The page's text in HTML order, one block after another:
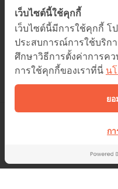
ติด
02
ออฟฟิศเมท
ซูเปอร์สปอร์ต
โก โฮลเซลล์
ออโต้วัน
เมพ
เว็บไซต์นี้ใช้คุกกี้
เว็บไซต์นี้มีการใช้คุกกี้ โ
ประสบการณ์การใช้บริก
ศึกษาวิธีการตั้งค่าการค
การใช้คุกกี้ของเราที่นี่ น
ย
ก